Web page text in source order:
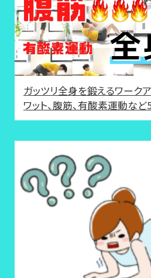
ガッツリ全身を鍛えるワーク
ワット、腹筋、有酸素運動な